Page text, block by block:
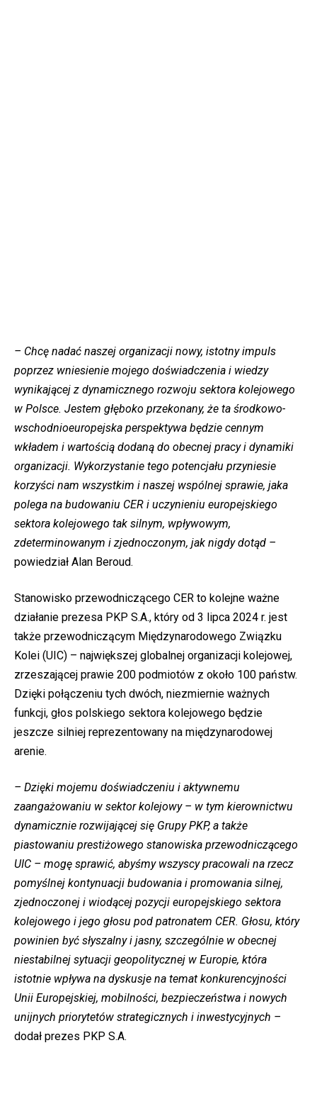
– Chcę nadać naszej organizacji nowy, istotny impuls
poprzez wniesienie mojego doświadczenia i wiedzy
wynikającej z dynamicznego rozwoju sektora kolejowego
w Polsce. Jestem głęboko przekonany, że ta środkowo-
wschodnioeuropejska perspektywa będzie cennym
wkładem i wartością dodaną do obecnej pracy i dynamiki
organizacji. Wykorzystanie tego potencjału przyniesie
korzyści nam wszystkim i naszej wspólnej sprawie, jaka
polega na budowaniu CER i uczynieniu europejskiego
sektora kolejowego tak silnym, wpływowym,
zdeterminowanym i zjednoczonym, jak nigdy dotąd –
powiedział Alan Beroud.
Stanowisko przewodniczącego CER to kolejne ważne
działanie prezesa PKP S.A., który od 3 lipca 2024 r. jest
także przewodniczącym Międzynarodowego Związku
Kolei (UIC) – największej globalnej organizacji kolejowej,
zrzeszającej prawie 200 podmiotów z około 100 państw.
Dzięki połączeniu tych dwóch, niezmiernie ważnych
funkcji, głos polskiego sektora kolejowego będzie
jeszcze silniej reprezentowany na międzynarodowej
arenie.
– Dzięki mojemu doświadczeniu i aktywnemu
zaangażowaniu w sektor kolejowy – w tym kierownictwu
dynamicznie rozwijającej się Grupy PKP, a także
piastowaniu prestiżowego stanowiska przewodniczącego
UIC – mogę sprawić, abyśmy wszyscy pracowali na rzecz
pomyślnej kontynuacji budowania i promowania silnej,
zjednoczonej i wiodącej pozycji europejskiego sektora
kolejowego i jego głosu pod patronatem CER. Głosu, który
powinien być słyszalny i jasny, szczególnie w obecnej
niestabilnej sytuacji geopolitycznej w Europie, która
istotnie wpływa na dyskusje na temat konkurencyjności
Unii Europejskiej, mobilności, bezpieczeństwa i nowych
unijnych priorytetów strategicznych i inwestycyjnych –
dodał prezes PKP S.A.